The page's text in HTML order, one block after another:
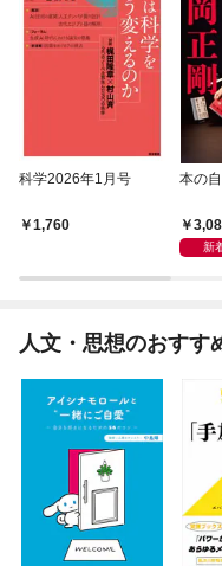
科学2026年1月号
1,760
本の
新
人文・思想のおすす